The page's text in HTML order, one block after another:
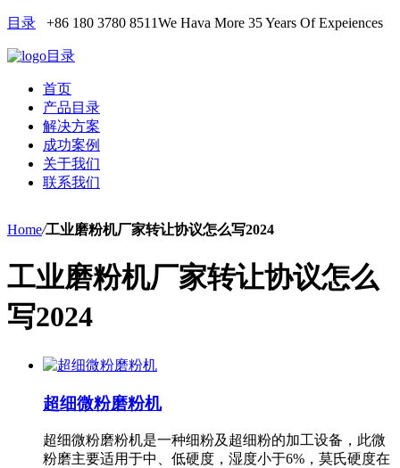
目录 +86 180 3780 8511We Hava More 35 Years Of Expeiences
目录
首页
产品目录
解决方案
成功案例
关于我们
联系我们
Home/工业磨粉机厂家转让协议怎么写2024
工业磨粉机厂家转让协议怎么
写2024
超细微粉磨粉机
超细微粉磨粉机是一种细粉及超细粉的加工设备，此微
粉磨主要适用于中、低硬度，湿度小于6%，莫氏硬度在